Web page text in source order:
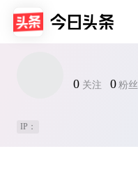
0 关注 0 粉丝
IP：